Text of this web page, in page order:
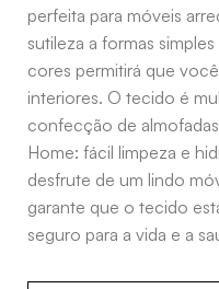
perfeita para móveis
sutileza a formas
cores permitirá que
interiores. O tecido é
confecção de
Home: fácil limpeza e
desfrute de um lindo
garante que o tecido
seguro para a vida e a